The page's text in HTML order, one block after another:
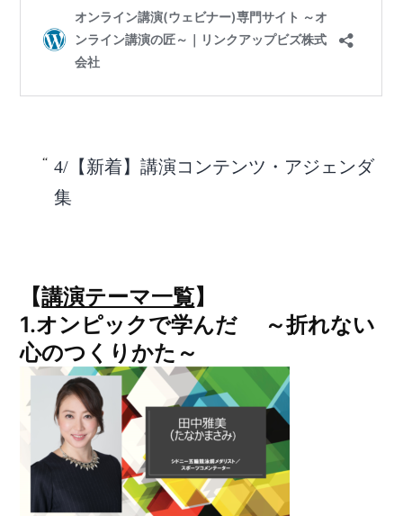
4/【新着】講演コンテンツ・アジェンダ
集
【講演テーマ一覧】
1.オンピックで学んだ ～折れない
心のつくりかた～